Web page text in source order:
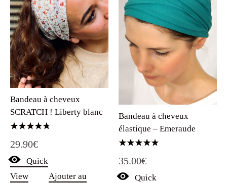
Bandeau à cheveux
SCRATCH ! Liberty blanc
4.75
sur 5
29.90€
Quick
View
Ajouter au
Bandeau à cheveux
élastique – Emeraude
5.00
35.00€
Quick